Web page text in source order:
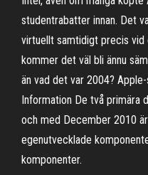
studentrabatter innan. Det
virtuellt samtidigt precis vid
kommer det väl bli ännu
än vad det var 2004?
Information De två primära
och med December 2010
egenutvecklade
komponenter.